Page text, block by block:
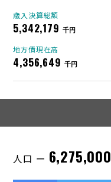
歳入決算総額
5,342,179 千円
地方債現在高
4,356,649 千円
人口 ー 6,275,000